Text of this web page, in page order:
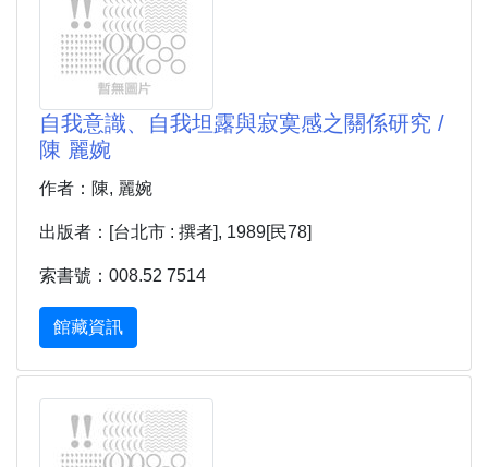
自我意識、自我坦露與寂寞感之關係研究 /
陳 麗婉
作者：陳, 麗婉
出版者：[台北市 : 撰者], 1989[民78]
索書號：008.52 7514
館藏資訊